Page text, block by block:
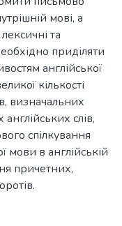
мові, а
та
приділяти
англійської
кількості
визначальних
слів,
спілкування
в англійській
причетних,